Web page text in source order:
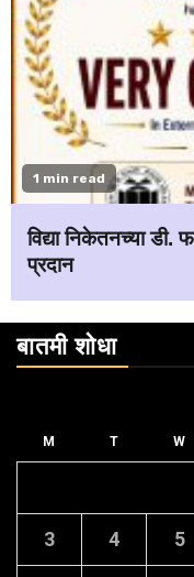
1 min read
विद्या निकेतनच्या डी.
प्रदान
बातमी शोधा
M T W
3 4 5